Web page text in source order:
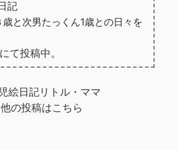
記
と 次男たっくん1歳との日々を
にて投稿中。
絵日記リトル・ママ
他の投稿はこちら